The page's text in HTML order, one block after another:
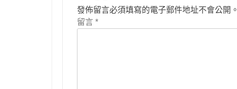
發佈留言必須填寫的電子郵件地址不會公開。
留言 *